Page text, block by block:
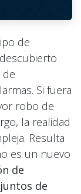
de
de
Si fuera
robo de
la realidad
Resulta
es un nuevo
de
de